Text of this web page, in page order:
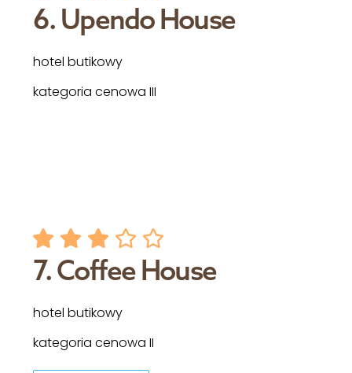
6. Upendo House
hotel butikowy
kategoria cenowa III
7. Coffee House
hotel butikowy
kategoria cenowa II